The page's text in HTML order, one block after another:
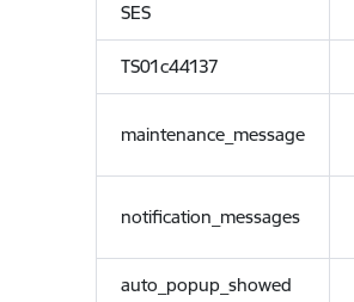
SES
TS01c44137
maintenance_message
notification_messages
auto_popup_showed